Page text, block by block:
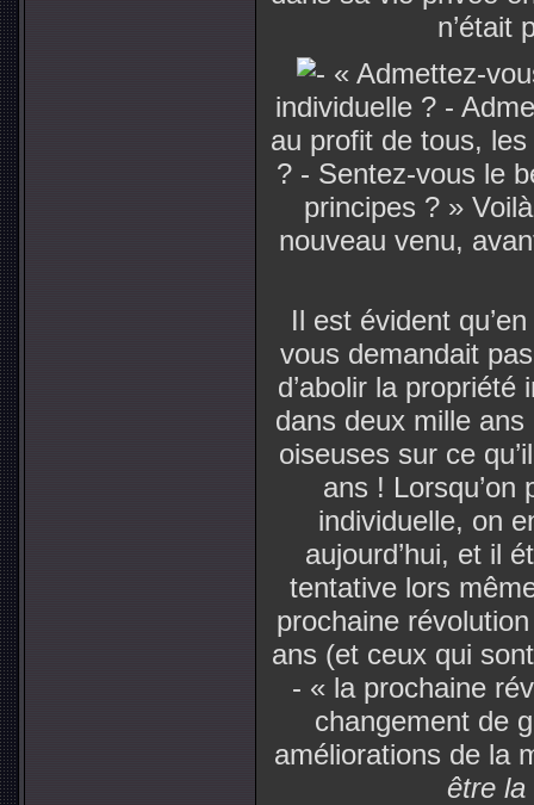
n’était
« Admettez-
individuelle ? -
au profit de tous,
? - Sentez-vous le
principes ? »
nouveau venu,
Il est évident
vous demandait
d’abolir la
dans deux mille
oiseuses sur ce
ans ! Lorsqu’on
individuelle, on
aujourd’hui, et il
tentative lors
prochaine
ans (et ceux qui
- « la prochaine
changement de
améliorations de la
être la